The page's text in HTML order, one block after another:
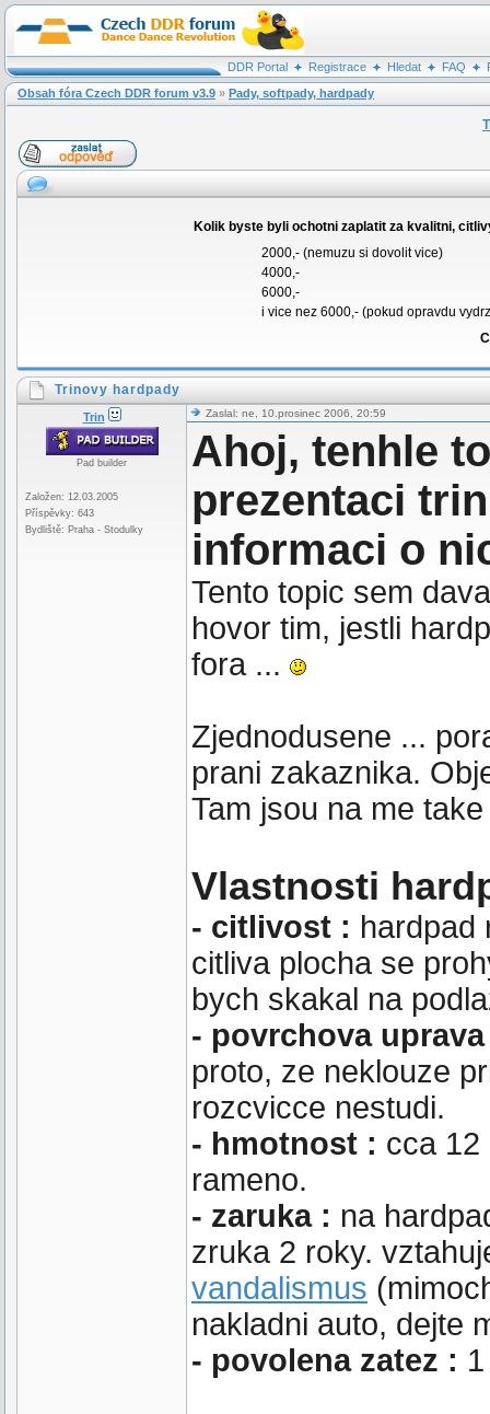
DDR Portal Registrace Hledat FAQ
Obsah fóra Czech DDR forum v3.9 » Pady, softpady, hardpady
Kolik byste byli ochotni zaplatit za kvalitni,
2000,- (nemuzu si dovolit vice)
4000,-
6000,-
i vice nez 6000,- (pokud opravdu
Trinovy hardpady
Trin
Pad builder
Založen: 12.03.2005
Příspěvky: 643
Bydliště: Praha - Stodulky
Zaslal: ne, 10.prosinec 2006, 20:59
Ahoj, tenhle
prezentaci
informaci o
Tento topic sem
hovor tim, jestli
fora ...
Zjednodusene ...
prani zakaznika.
Tam jsou na me
Vlastnosti
- citlivost : hardpad
citliva plocha se
bych skakal na
- povrchova
proto, ze neklouze
rozcvicce nestudi.
- hmotnost : cca 12
rameno.
- zaruka : na
zruka 2 roky.
vandalismus
nakladni auto, dejte
- povolena zatez :